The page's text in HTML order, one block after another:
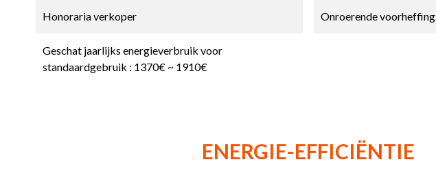
Honoraria verkoper Onroerende voorheffing
Geschat jaarlijks energieverbruik voor
standaardgebruik : 1370€ ~ 1910€
ENERGIE-EFFICIËNTIE